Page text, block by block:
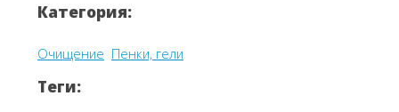
Категория:
Очищение Пенки, гели
Теги: